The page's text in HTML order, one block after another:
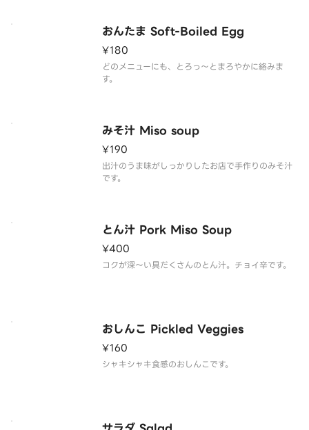
おんたま Soft-Boiled Egg
¥180
どのメニューにも、とろっ～とまろやかに絡みま
す。
みそ汁 Miso soup
¥190
出汁のうま味がしっかりしたお店で手作りのみそ汁
です。
とん汁 Pork Miso Soup
¥400
コクが深～い具だくさんのとん汁。チョイ辛です。
おしんこ Pickled Veggies
¥160
シャキシャキ食感のおしんこです。